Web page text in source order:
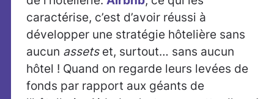
caractérise, c’est d’avoir réussi à
développer une stratégie hôtelière sans
aucun assetset, surtout… sans aucun
hôtel ! Quand on regarde leurs levées de
fonds par rapport aux géants de